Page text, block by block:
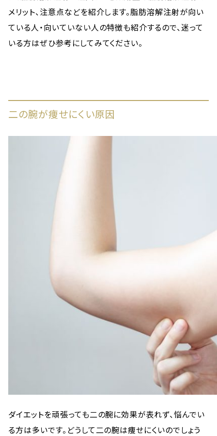
メリット、注意点などを紹介します。脂肪溶解注射が向い
ている人・向いていない人の特徴も紹介するので、迷って
いる方はぜひ参考にしてみてください。
二の腕が痩せにくい原因
ダイエットを頑張っても二の腕に効果が表れず、悩んでい
る方は多いです。どうして二の腕は痩せにくいのでしょう